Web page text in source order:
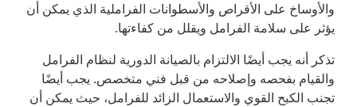
والأوساخ على الأقراص والأسطوانات الفراملية الذي يمكن أن
يؤثر على سلامة الفرامل ويقلل من كفاءتها.
تذكر أنه يجب أيضًا الالتزام بالصيانة الدورية لنظام الفرامل
والقيام بفحصه وإصلاحه من قبل فني متخصص. يجب أيضًا
تجنب الكبح القوي والاستعمال الزائد للفرامل، حيث يمكن أن